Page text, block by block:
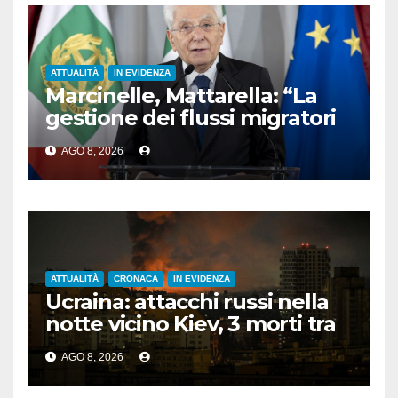
ATTUALITÀ IN EVIDENZA
Marcinelle, Mattarella: “La
gestione dei flussi migratori
rispetti la dignità delle
persone”
AGO 8, 2026
ATTUALITÀ CRONACA IN EVIDENZA
Ucraina: attacchi russi nella
notte vicino Kiev, 3 morti tra
cui 1 bambino
AGO 8, 2026